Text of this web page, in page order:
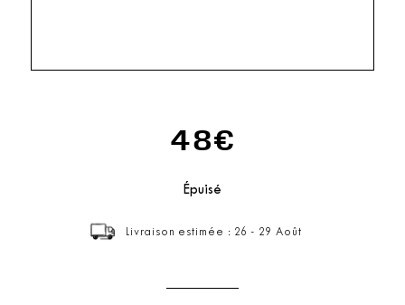
48€
Épuisé
Livraison estimée : 26 - 29 Août